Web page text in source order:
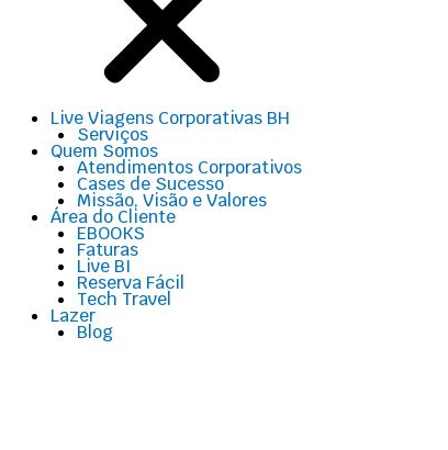
Live Viagens Corporativas BH
Serviços
Quem Somos
Atendimentos Corporativos
Cases de Sucesso
Missão, Visão e Valores
Área do Cliente
EBOOKS
Faturas
Live BI
Reserva Fácil
Tech Travel
Lazer
Blog